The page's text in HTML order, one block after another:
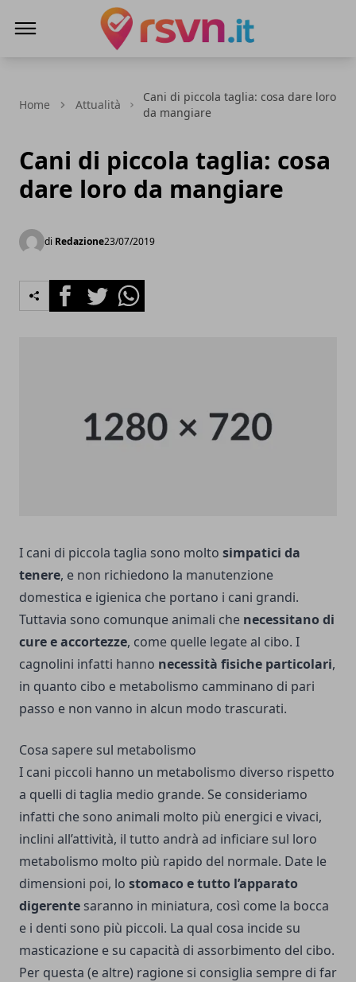
Home Attualità
Cani di piccola taglia: cosa dare loro
da mangiare
Cani di piccola taglia: cosa
dare loro da mangiare
di Redazione23/07/2019
FacebookTwitterWhatsapp
I cani di piccola taglia sono molto simpatici da
tenere, e non richiedono la manutenzione
domestica e igienica che portano i cani grandi.
Tuttavia sono comunque animali che necessitano di
cure e accortezze, come quelle legate al cibo. I
cagnolini infatti hanno necessità fisiche particolari,
in quanto cibo e metabolismo camminano di pari
passo e non vanno in alcun modo trascurati.
Cosa sapere sul metabolismo
I cani piccoli hanno un metabolismo diverso rispetto
a quelli di taglia medio grande. Se consideriamo
infatti che sono animali molto più energici e vivaci,
inclini all’attività, il tutto andrà ad inficiare sul loro
metabolismo molto più rapido del normale. Date le
dimensioni poi, lo stomaco e tutto l’apparato
digerente saranno in miniatura, così come la bocca
e i denti sono più piccoli. La qual cosa incide su
masticazione e su capacità di assorbimento del cibo.
Per questa (e altre) ragione si consiglia sempre di far